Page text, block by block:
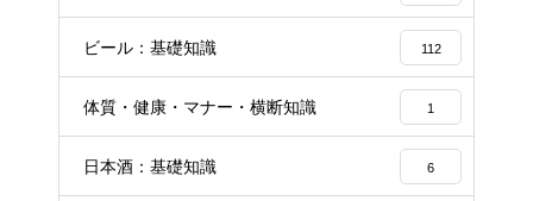
ビール：基礎知識 112
体質・健康・マナー・横断知識 1
日本酒：基礎知識 6